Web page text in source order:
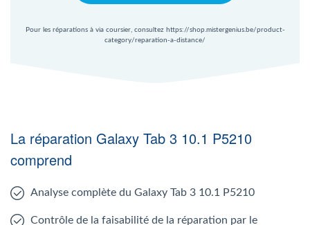
Pour les réparations à via coursier, consultez https://shop.mistergenius.be/product-
category/reparation-a-distance/
La réparation Galaxy Tab 3 10.1 P5210
comprend
Analyse complète du Galaxy Tab 3 10.1 P5210
Contrôle de la faisabilité de la réparation par le